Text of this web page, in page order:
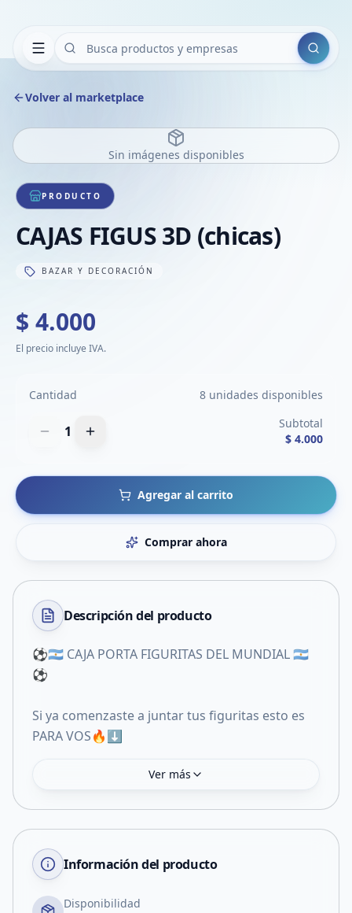
Buscar
Volver al marketplace
Sin imágenes disponibles
PRODUCTO
CAJAS FIGUS 3D (chicas)
BAZAR Y DECORACIÓN
$ 4.000
El precio incluye IVA.
Cantidad 8 unidades disponibles
1
Subtotal
$ 4.000
Agregar al carrito
Comprar ahora
Descripción del producto
⚽️🇦🇷 CAJA PORTA FIGURITAS DEL MUNDIAL 🇦🇷
⚽️
Si ya comenzaste a juntar tus figuritas esto es
PARA VOS🔥⬇️
Ver más
Información del producto
Disponibilidad